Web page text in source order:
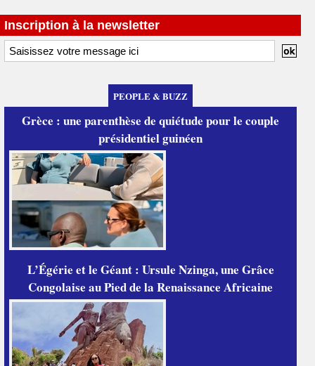
Inscription à la newsletter
PEOPLE & BUZZ
Grèce : une parenthèse de quiétude pour le couple
présidentiel guinéen
L’Égérie et le Géant : Ursule Nzinga, une Grâce
Congolaise au Pied de la Renaissance Africaine